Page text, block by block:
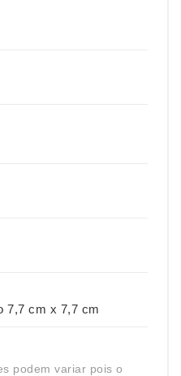
7,7 cm x 7,7 cm
podem variar pois o